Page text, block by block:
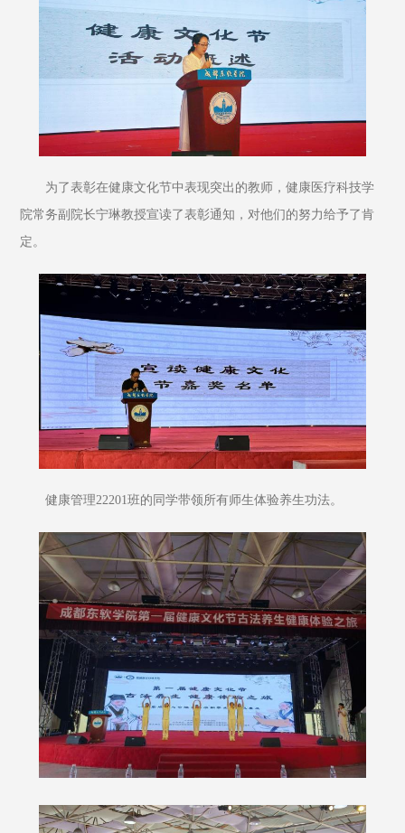
为了表彰在健康文化节中表现突出的教师，健康医疗科技学
院常务副院长宁琳教授宣读了表彰通知，对他们的努力给予了肯
定。
健康管理22201班的同学带领所有师生体验养生功法。